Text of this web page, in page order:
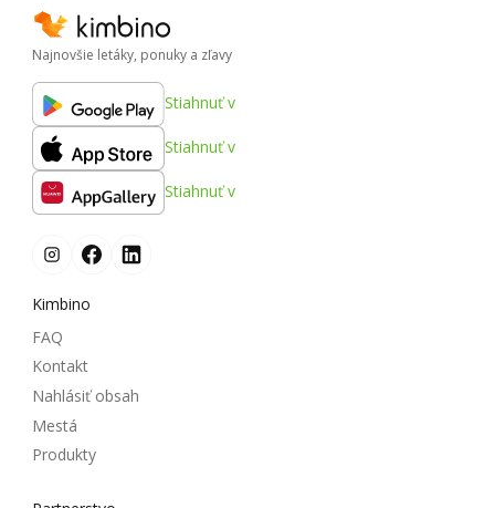
Najnovšie letáky, ponuky a zľavy
Stiahnuť v
Stiahnuť v
Stiahnuť v
Kimbino
FAQ
Kontakt
Nahlásiť obsah
Mestá
Produkty